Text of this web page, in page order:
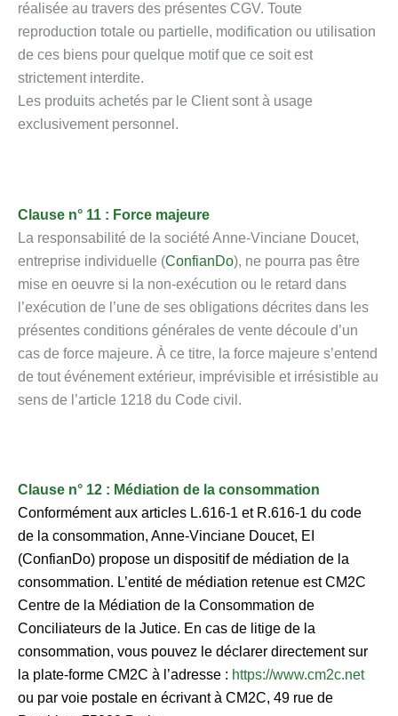
réalisée au travers des présentes CGV. Toute
reproduction totale ou partielle, modification ou utilisation
de ces biens pour quelque motif que ce soit est
strictement interdite.
Les produits achetés par le Client sont à usage
exclusivement personnel.
Clause n° 11 : Force majeure
La responsabilité de la société Anne-Vinciane Doucet,
entreprise individuelle (ConfianDo), ne pourra pas être
mise en oeuvre si la non-exécution ou le retard dans
l’exécution de l’une de ses obligations décrites dans les
présentes conditions générales de vente découle d’un
cas de force majeure. À ce titre, la force majeure s’entend
de tout événement extérieur, imprévisible et irrésistible au
sens de l’article 1218 du Code civil.
Clause n° 12 : Médiation de la consommation
Conformément aux articles L.616-1 et R.616-1 du code
de la consommation, Anne-Vinciane Doucet, EI
(ConfianDo) propose un dispositif de médiation de la
consommation. L’entité de médiation retenue est CM2C
Centre de la Médiation de la Consommation de
Conciliateurs de la Jutice. En cas de litige de la
consommation, vous pouvez le déclarer directement sur
la plate-forme CM2C à l’adresse : https://www.cm2c.net
ou par voie postale en écrivant à CM2C, 49 rue de